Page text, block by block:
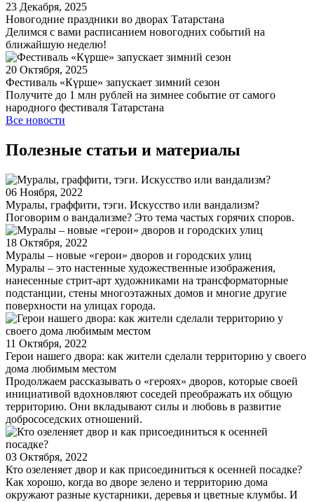
23 Декабря, 2025
Новогодние праздники во дворах Татарстана
Делимся с вами расписанием новогодних событий на
ближайшую неделю!
20 Октября, 2025
Фестиваль «Күрше» запускает зимний сезон
Получите до 1 млн рублей на зимнее событие от самого
народного фестиваля Татарстана
Все новости
Полезные статьи и материалы
06 Ноября, 2022
Муралы, граффити, тэги. Искусство или вандализм?
Поговорим о вандализме? Это тема частых горячих споров.
18 Октября, 2022
Муралы – новые «герои» дворов и городских улиц
Муралы – это настенные художественные изображения,
нанесенные стрит-арт художниками на трансформаторные
подстанции, стены многоэтажных домов и многие другие
поверхности на улицах города.
11 Октября, 2022
Герои нашего двора: как жители сделали территорию у своего
дома любимым местом
Продолжаем рассказывать о «героях» дворов, которые своей
инициативой вдохновляют соседей преображать их общую
территорию. Они вкладывают силы и любовь в развитие
добрососедских отношений.
03 Октября, 2022
Кто озеленяет двор и как присоединиться к осенней посадке?
Как хорошо, когда во дворе зелено и территорию дома
окружают разные кустарники, деревья и цветные клумбы. И